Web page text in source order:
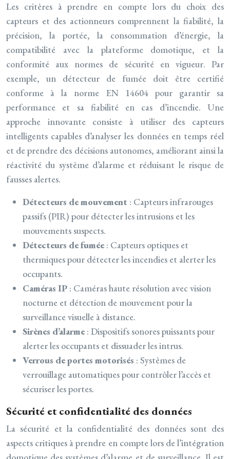
Les critères à prendre en compte lors du choix des
capteurs et des actionneurs comprennent la fiabilité, la
précision, la portée, la consommation d’énergie, la
compatibilité avec la plateforme domotique, et la
conformité aux normes de sécurité en vigueur. Par
exemple, un détecteur de fumée doit être certifié
conforme à la norme EN 14604 pour garantir sa
performance et sa fiabilité en cas d’incendie. Une
approche innovante consiste à utiliser des capteurs
intelligents capables d’analyser les données en temps réel
et de prendre des décisions autonomes, améliorant ainsi la
réactivité du système d’alarme et réduisant le risque de
fausses alertes.
Détecteurs de mouvement : Capteurs infrarouges
passifs (PIR) pour détecter les intrusions et les
mouvements suspects.
Détecteurs de fumée : Capteurs optiques et
thermiques pour détecter les incendies et alerter les
occupants.
Caméras IP : Caméras haute résolution avec vision
nocturne et détection de mouvement pour la
surveillance visuelle à distance.
Sirènes d’alarme : Dispositifs sonores puissants pour
alerter les occupants et dissuader les intrus.
Verrous de portes motorisés : Systèmes de
verrouillage automatiques pour contrôler l’accès et
sécuriser les portes.
Sécurité et confidentialité des données
La sécurité et la confidentialité des données sont des
aspects critiques à prendre en compte lors de l’intégration